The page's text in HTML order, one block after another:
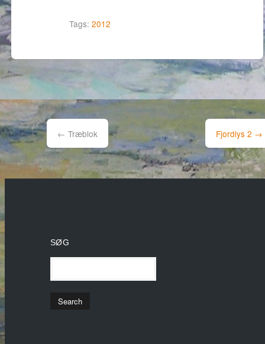
Tags: 2012
← Træblok Fjordlys 2 →
SØG